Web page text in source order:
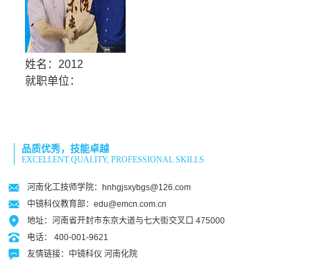
姓名：2012
就职单位：
品质优秀，技能卓越
EXCELLENT QUALITY, PROFESSIONAL SKILLS
河南化工技师学院：hnhgjsxybgs@126.com
中镜科仪教育部：edu@emcn.com.cn
地址：河南省开封市东京大道与七大街交叉口 475000
电话： 400-001-9621
友情链接： 中镜科仪 河南化院